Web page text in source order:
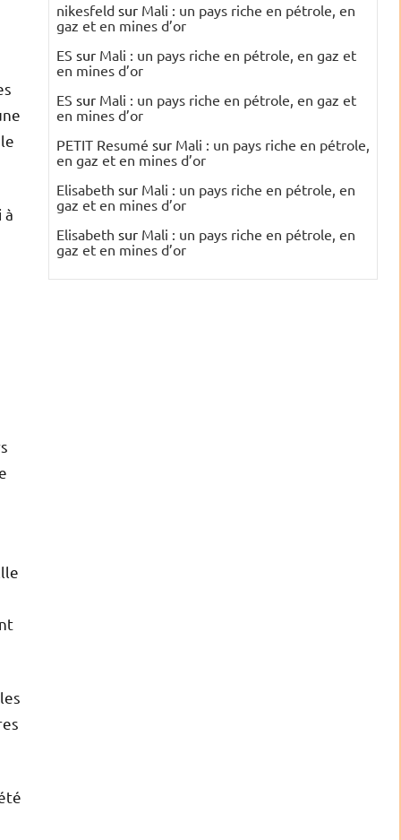
à
nikesfeld sur Mali : un pays riche en pétrole, en
gaz et en mines d’or
ES sur Mali : un pays riche en pétrole, en gaz et
en mines d’or
ES sur Mali : un pays riche en pétrole, en gaz et
en mines d’or
PETIT Resumé sur Mali : un pays riche en pétrole,
en gaz et en mines d’or
Elisabeth sur Mali : un pays riche en pétrole, en
gaz et en mines d’or
Elisabeth sur Mali : un pays riche en pétrole, en
gaz et en mines d’or